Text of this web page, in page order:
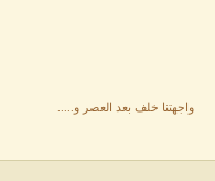
واجهتنا خلف بعد العصر و.....